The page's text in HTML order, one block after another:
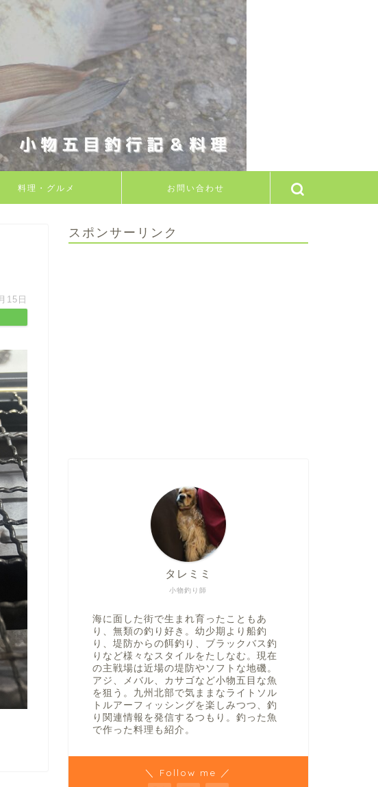
料理・グルメ お問い合わせ
15日
スポンサーリンク
小物釣り師
タレミミ
海に面した街で生まれ育ったこともあ
り、無類の釣り好き。幼少期より船釣
り、堤防からの餌釣り、ブラックバス釣
りなど様々なスタイルをたしなむ。現在
の主戦場は近場の堤防やソフトな地磯。
アジ、メバル、カサゴなど小物五目な魚
を狙う。九州北部で気ままなライトソル
トルアーフィッシングを楽しみつつ、釣
り関連情報を発信するつもり。釣った魚
で作った料理も紹介。
＼ Follow me ／